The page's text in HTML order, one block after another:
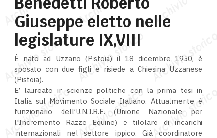
Giuseppe eletto nelle
legislature IX,VIII
È nato ad Uzzano (Pistoia) il 18 dicembre 1950, è
sposato con due figli e risiede a Chiesina Uzzanese
(Pistoia).
E’ laureato in scienze politiche con la prima tesi in
Italia sul Movimento Sociale Italiano. Attualmente è
funzionario dell’U.N.I.R.E. (Unione Nazionale per
l'Incremento Razze Equine) e titolare di incarichi
internazionali nel settore ippico. Già coordinatore